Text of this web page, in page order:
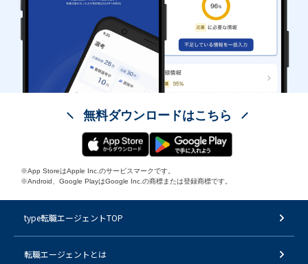
無料ダウンロードはこちら
※App StoreはApple Inc.のサービスマークです。
※Android、Google PlayはGoogle Inc.の商標または登録商標です。
type転職エージェントTOP
転職エージェントとは